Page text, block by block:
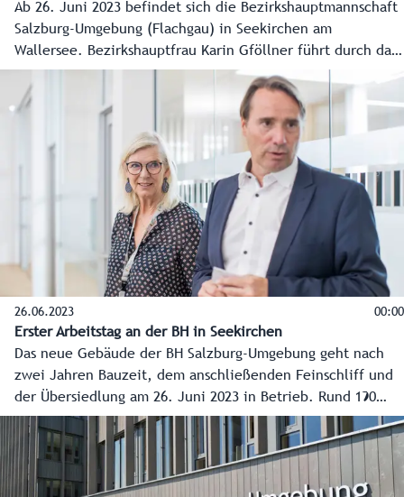
Ab 26. Juni 2023 befindet sich die Bezirkshauptmannschaft
Salzburg-Umgebung (Flachgau) in Seekirchen am
Wallersee. Bezirkshauptfrau Karin Gföllner führt durch das
neue, moderne Verwaltungsgebäude mit großem
Bürgerservice. Die letzten Arbeiten müssen noch erledigt
werden, aber am 26. Juni geht es los.
26.06.2023 00:00
Erster Arbeitstag an der BH in Seekirchen
Das neue Gebäude der BH Salzburg-Umgebung geht nach
zwei Jahren Bauzeit, dem anschließenden Feinschliff und
der Übersiedlung am 26. Juni 2023 in Betrieb. Rund 190
Mitarbeiterinnen und Mitarbeiter haben dafür ihren
Arbeitsplatz von der Stadt Salzburg an den Dr.-Hans-
Katschthaler-Platz 1 in 5201 Seekirchen am Wallersee
verlegt. Sie können den Bürgerinnen und Bürgern nun